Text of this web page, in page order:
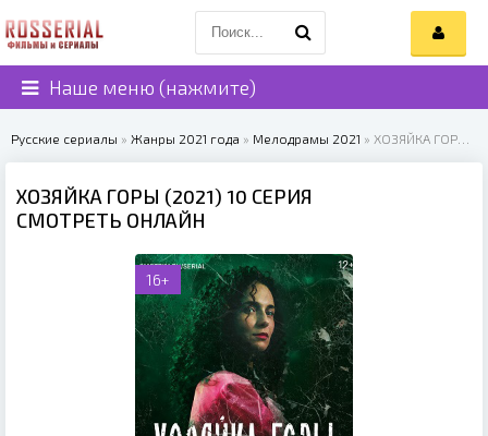
Наше меню (нажмите)
Русские сериалы » Жанры 2021 года » Мелодрамы 2021 » ХОЗЯЙКА ГОРЫ (2021)
ХОЗЯЙКА ГОРЫ (2021) 10 СЕРИЯ
СМОТРЕТЬ ОНЛАЙН
16+